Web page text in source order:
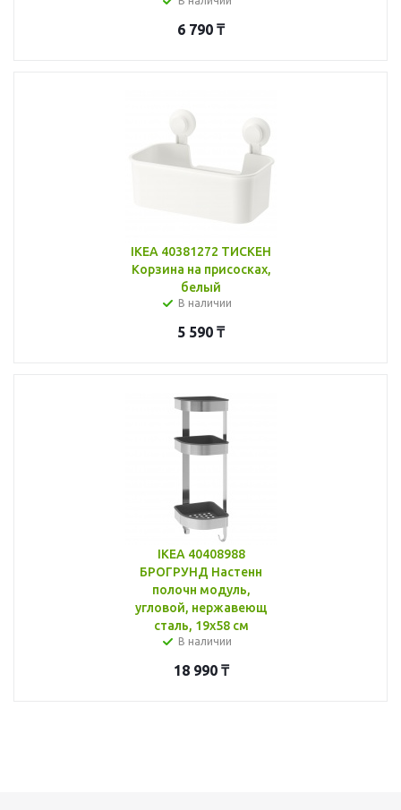
6 790 ₸
IKEA 40381272 ТИСКЕН
Корзина на присосках,
белый
В наличии
5 590 ₸
IKEA 40408988
БРОГРУНД Настенн
полочн модуль,
угловой, нержавеющ
сталь, 19x58 см
В наличии
18 990₸